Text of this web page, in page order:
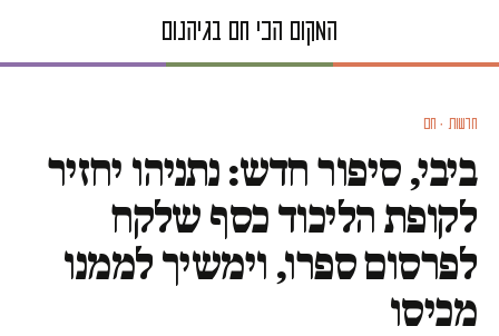
חדשות · חם
ביבי, סיפור חדש: נתניהו יחזיר
לקופת הליכוד כסף שלקח
לפרסום ספרו, וימשיך לממנו
מכיסו